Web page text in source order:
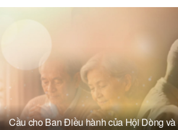
Cầu cho Ban Điều hành của Hội Dòng